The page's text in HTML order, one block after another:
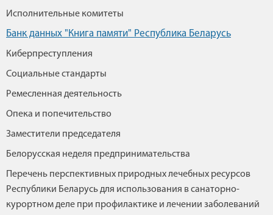
Исполнительные комитеты
Банк данных "Книга памяти" Республика Беларусь
Киберпреступления
Социальные стандарты
Ремесленная деятельность
Опека и попечительство
Заместители председателя
Белорусская неделя предпринимательства
Перечень перспективных природных лечебных ресурсов
Республики Беларусь для использования в санаторно-
курортном деле при профилактике и лечении заболеваний